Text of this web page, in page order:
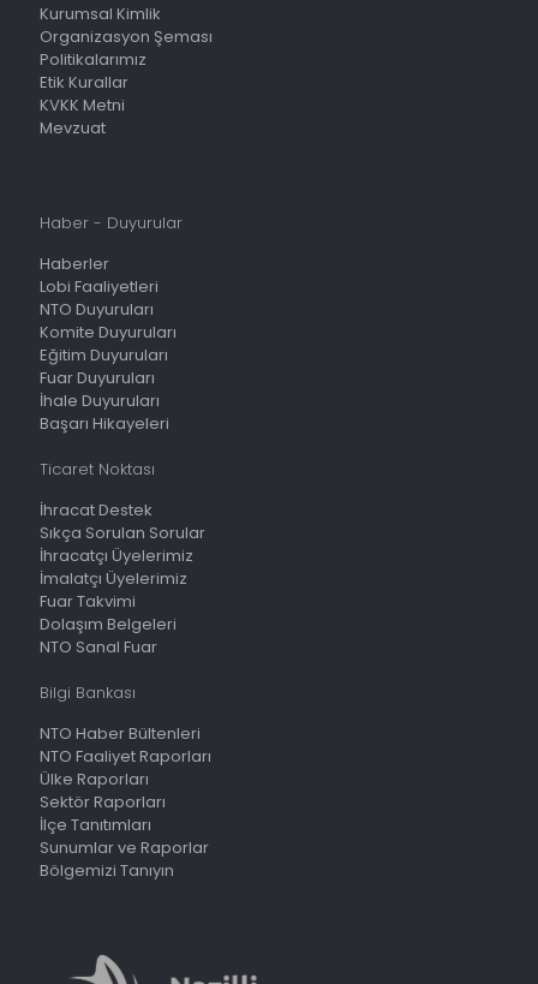
Kurumsal Kimlik
Organizasyon Şeması
Politikalarımız
Etik Kurallar
KVKK Metni
Mevzuat
Haber - Duyurular
Haberler
Lobi Faaliyetleri
NTO Duyuruları
Komite Duyuruları
Eğitim Duyuruları
Fuar Duyuruları
İhale Duyuruları
Başarı Hikayeleri
Ticaret Noktası
İhracat Destek
Sıkça Sorulan Sorular
İhracatçı Üyelerimiz
İmalatçı Üyelerimiz
Fuar Takvimi
Dolaşım Belgeleri
NTO Sanal Fuar
Bilgi Bankası
NTO Haber Bültenleri
NTO Faaliyet Raporları
Ülke Raporları
Sektör Raporları
İlçe Tanıtımları
Sunumlar ve Raporlar
Bölgemizi Tanıyın